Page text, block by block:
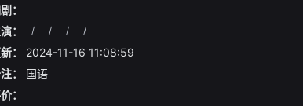
：
：
/ / / /
：
2024-11-16 11:08:59
：
国语
：